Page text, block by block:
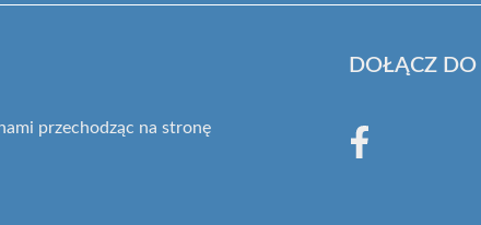
przechodząc na stronę
DOŁĄCZ DO